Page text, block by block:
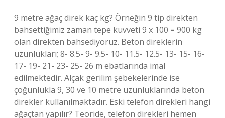
9 metre ağaç direk kaç kg? Örneğin 9 tip direkten
bahsettiğimiz zaman tepe kuvveti 9 x 100 = 900 kg
olan direkten bahsediyoruz. Beton direklerin
uzunlukları; 8- 8.5- 9- 9.5- 10- 11.5- 12.5- 13- 15- 16-
17- 19- 21- 23- 25- 26 m ebatlarında imal
edilmektedir. Alçak gerilim şebekelerinde ise
çoğunlukla 9, 30 ve 10 metre uzunluklarında beton
direkler kullanılmaktadır. Eski telefon direkleri hangi
ağaçtan yapılır? Teoride, telefon direkleri hemen